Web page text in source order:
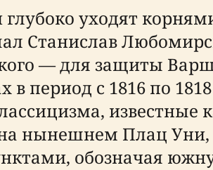
уходят
Станислав
— для защиты
в период с 1816 по
нынешнем Плац
обозначая